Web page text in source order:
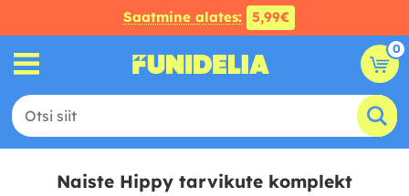
Saatmine alates: 5,99€
0
Naiste Hippy tarvikute komplekt